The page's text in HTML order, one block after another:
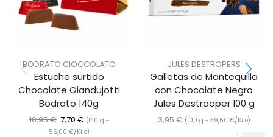
BODRATO CIOCCOLATO
Estuche surtido
Chocolate Giandujotti
Bodrato 140g
10,95€ 7,70 € (140 g -
55,00 €/Kilo)
JULES DESTROPERS
Galletas de Mantequilla
con Chocolate Negro
Jules Destrooper 100 g
3,95 € (100 g - 39,50 €/Kilo)